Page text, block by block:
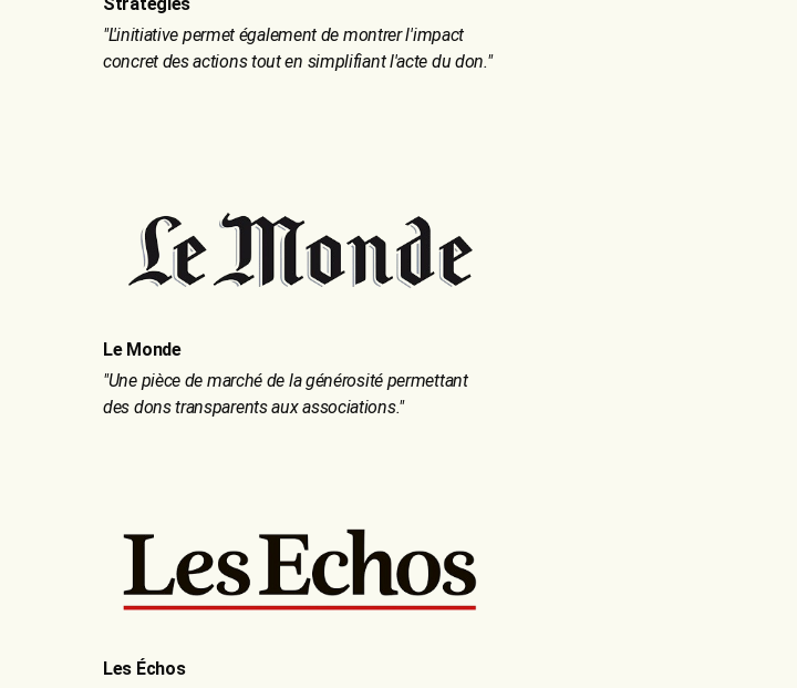
"L'initiative permet également de montrer l'impact
concret des actions tout en simplifiant l'acte du don."
Le Monde
"Une pièce de marché de la générosité permettant
des dons transparents aux associations."
Les Échos